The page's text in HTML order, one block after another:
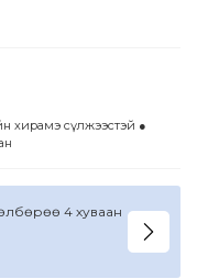
хирамэ сүлжээстэй ●
4 хуваан